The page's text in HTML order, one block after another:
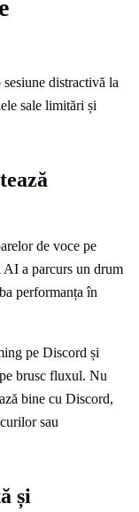
distractivă la
sale limitări și
de voce pe
AI a parcurs un drum
performanța în
pe Discord și
brusc fluxul. Nu
bine cu Discord,
sau
și